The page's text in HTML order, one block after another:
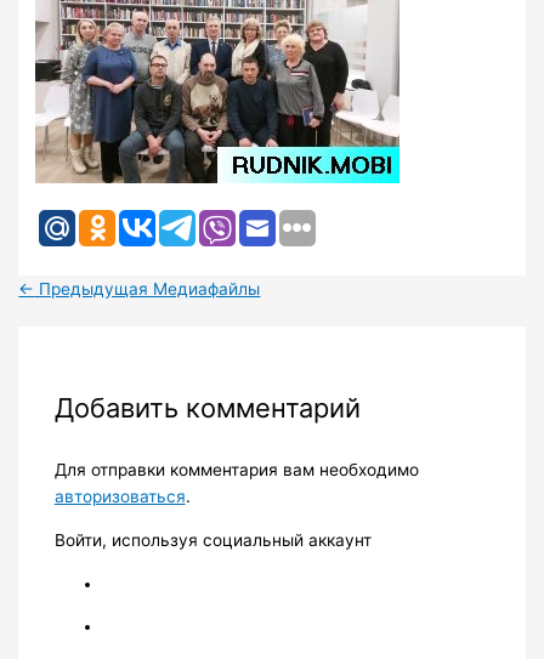
← Предыдущая Медиафайлы
Добавить комментарий
Для отправки комментария вам необходимо
авторизоваться.
Войти, используя социальный аккаунт